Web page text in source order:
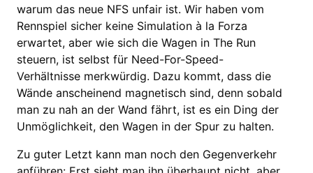
warum das neue NFS unfair ist. Wir haben vom
Rennspiel sicher keine Simulation à la Forza
erwartet, aber wie sich die Wagen in The Run
steuern, ist selbst für Need-For-Speed-
Verhältnisse merkwürdig. Dazu kommt, dass die
Wände anscheinend magnetisch sind, denn sobald
man zu nah an der Wand fährt, ist es ein Ding der
Unmöglichkeit, den Wagen in der Spur zu halten.
Zu guter Letzt kann man noch den Gegenverkehr